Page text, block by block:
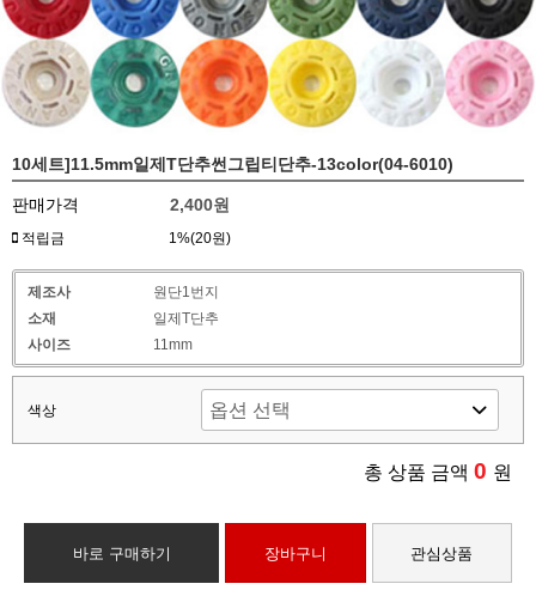
10세트]11.5mm일제T단추썬그립티단추-13color(04-6010)
판매가격 2,400원
적립금 1%(20원)
제조사
원단1번지
소재
일제T단추
사이즈
11mm
색상
총 상품 금액 0 원
바로 구매하기 장바구니 관심상품